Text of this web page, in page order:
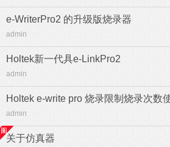
e-WriterPro2 的升级版烧录器
admin
Holtek新一代具e-LinkPro2
admin
Holtek e-write pro 烧录限制烧录次数
admin
关于仿真器